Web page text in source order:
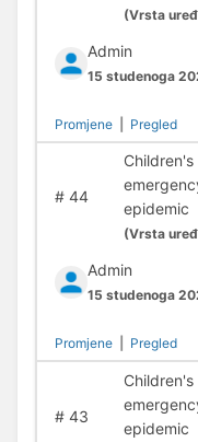
(Vrsta
Admin
15 studenoga
Promjene Pregled
#44
epidemic
(Vrsta
Admin
15 studenoga
Promjene Pregled
#43
epidemic